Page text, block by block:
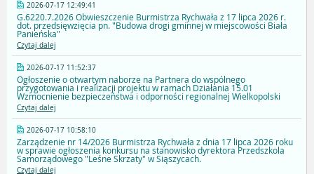
2026-07-17 12:49:41
G.6220.7.2026 Obwieszczenie Burmistrza Rychwała z 17 lipca 2026 r.
dot. przedsięwzięcia pn. "Budowa drogi gminnej w miejscowości Biała
Panieńska"
Czytaj dalej
2026-07-17 11:52:37
Ogłoszenie o otwartym naborze na Partnera do wspólnego
przygotowania i realizacji projektu w ramach Działania 15.01
Wzmocnienie bezpieczeństwa i odporności regionalnej Wielkopolski
Czytaj dalej
2026-07-17 10:58:10
Zarządzenie nr 14/2026 Burmistrza Rychwała z dnia 17 lipca 2026 roku
w sprawie ogłoszenia konkursu na stanowisko dyrektora Przedszkola
Samorządowego "Leśne Skrzaty" w Siąszycach.
Czytaj dalej